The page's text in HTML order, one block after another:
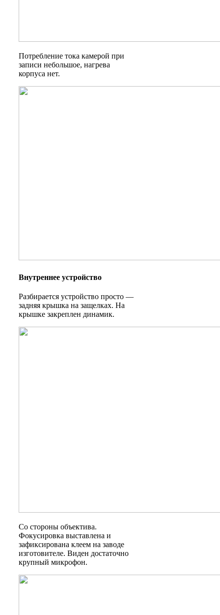
Потребление тока камерой при
записи небольшое, нагрева
корпуса нет.
Внутреннее устройство
Разбирается устройство просто —
задняя крышка на защелках. На
крышке закреплен динамик.
Со стороны объектива.
Фокусировка выставлена и
зафиксирована клеем на заводе
изготовителе. Виден достаточно
крупный микрофон.